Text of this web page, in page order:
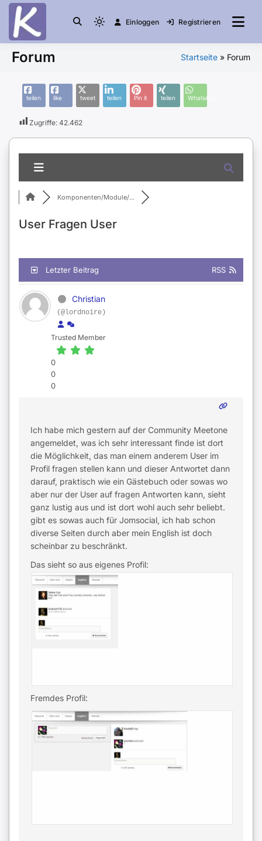
die Community Einloggen Registrieren
Forum Startseite » Forum
teilen like tweet teilen Pin it teilen WhatsApp
Zugriffe: 42.462
Komponenten/Module/...
User Fragen User
Letzter Beitrag RSS
Christian
(@lordnoire)
Trusted Member
0
0
0
Ich habe mich gestern auf der Community Meetone
angemeldet, was ich sehr interessant finde ist dort
die Möglichkeit, das man einem anderem User im
Profil fragen stellen kann und dieser Antwortet dann
darauf, praktisch wie ein Gästebuch oder sowas wo
aber nur der User auf fragen Antworten kann, sieht
ganz lustig aus und ist dort wohl auch sehr beliebt.
gibt es sowas auch für Jomsocial, ich hab schon
diverse Seiten durch aber mein English ist doch
scheinbar zu beschränkt.
Das sieht so aus eigenes Profil:
Fremdes Profil: